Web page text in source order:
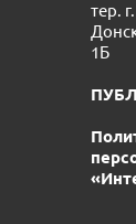
тер.
1Б